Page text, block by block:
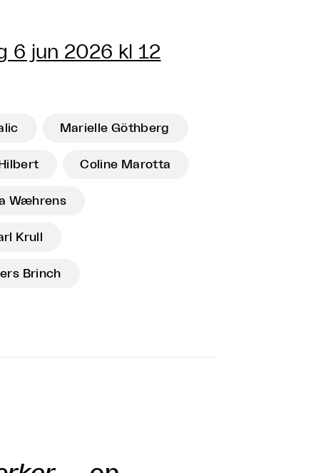
6 jun 2026 kl 12
Marielle Göthberg
Coline Marotta
Wæhrens
Krull
Brinch